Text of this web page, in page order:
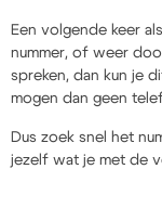
Een volgende keer
nummer, of weer
spreken, dan kun je
mogen dan geen
Dus zoek snel het
jezelf wat je met de